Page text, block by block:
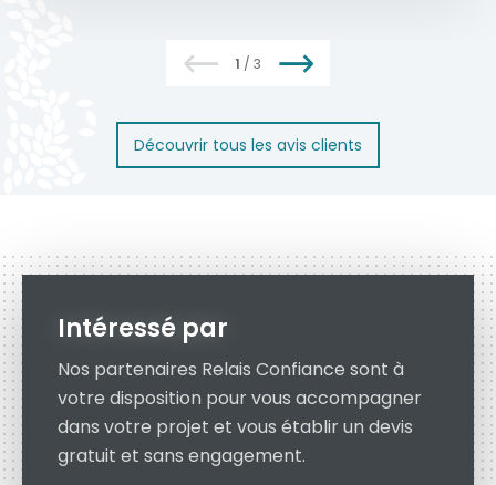
1 / 3
Découvrir tous les avis clients
Intéressé par
Nos partenaires Relais Confiance sont à
votre disposition pour vous accompagner
dans votre projet et vous établir un devis
gratuit et sans engagement.